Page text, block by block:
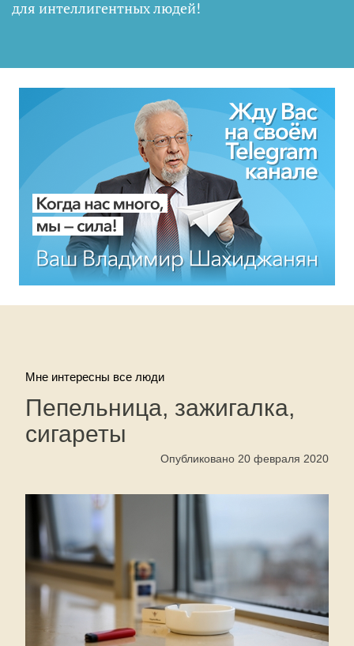
для интеллигентных людей!
Мне интересны все люди
Пепельница, зажигалка,
сигареты
Опубликовано 20 февраля 2020